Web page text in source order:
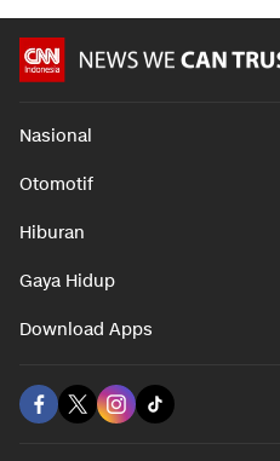
Nasional
Otomotif
Hiburan
Gaya Hidup
Download Apps